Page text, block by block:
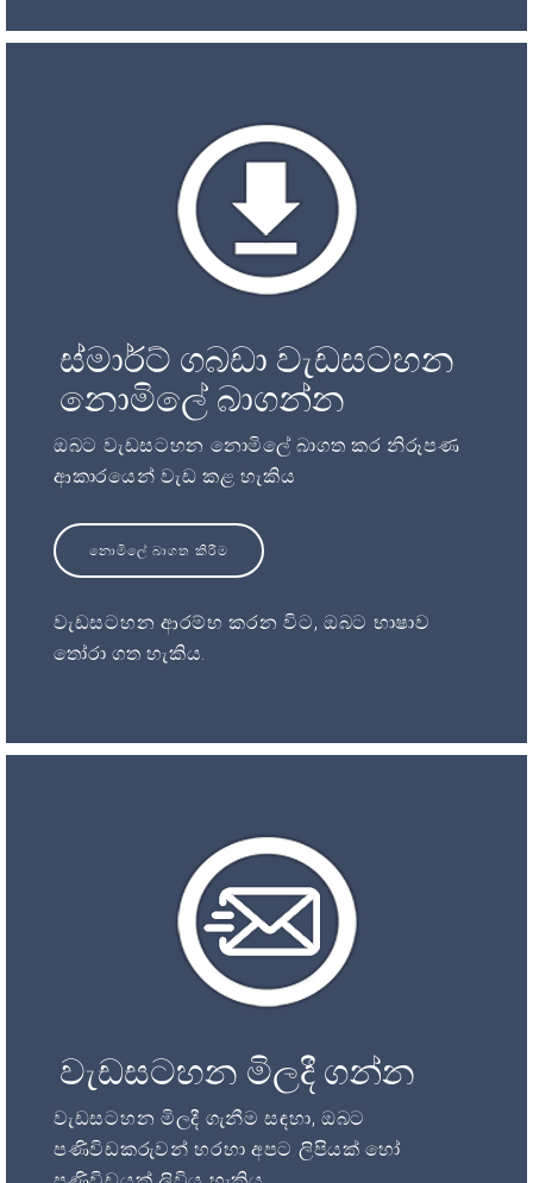
ස්මාර්ට් ගබඩා වැඩසටහන
නොමිලේ බාගන්න
ඔබට වැඩසටහන නොමිලේ බාගත කර නිරූපණ
ආකාරයෙන් වැඩ කළ හැකිය
නොමිලේ බාගත කිරීම
වැඩසටහන ආරම්භ කරන විට, ඔබට භාෂාව
තෝරා ගත හැකිය.
වැඩසටහන මිලදී ගන්න
වැඩසටහන මිලදී ගැනීම සඳහා, ඔබට
පණිවිඩකරුවන් හරහා අපට ලිපියක් හෝ